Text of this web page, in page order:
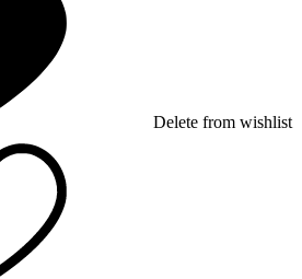
Delete from wishlist